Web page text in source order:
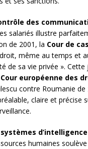
des
salariés illustre
de 2001, la Cour de
même au temps et
de sa vie privée ».
Cour européenne des
contre Roumanie de
claire et précise
systèmes
humaines